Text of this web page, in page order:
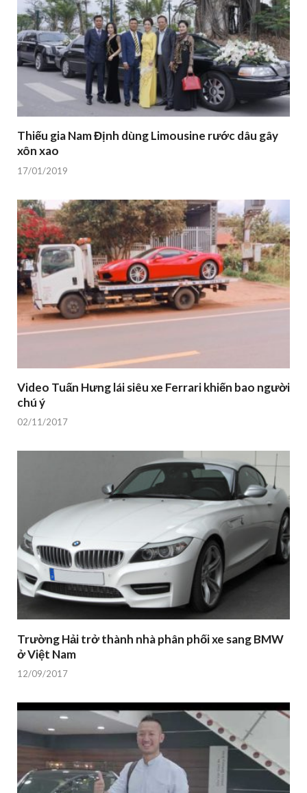
Thiếu gia Nam Định dùng Limousine rước dâu gây
xôn xao
17/01/2019
Video Tuấn Hưng lái siêu xe Ferrari khiến bao người
chú ý
02/11/2017
Trường Hải trở thành nhà phân phối xe sang BMW
ở Việt Nam
12/09/2017